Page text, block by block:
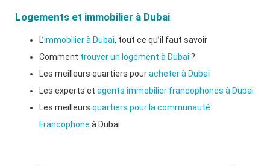
Logements et immobilier à Dubai
L’immobilier à Dubai, tout ce qu’il faut savoir
Comment trouver un logement à Dubai ?
Les meilleurs quartiers pouracheter à Dubai
Les experts et agents immobilier francophones à Dubai
Les meilleurs quartiers pour la communauté
Francophone à Dubai